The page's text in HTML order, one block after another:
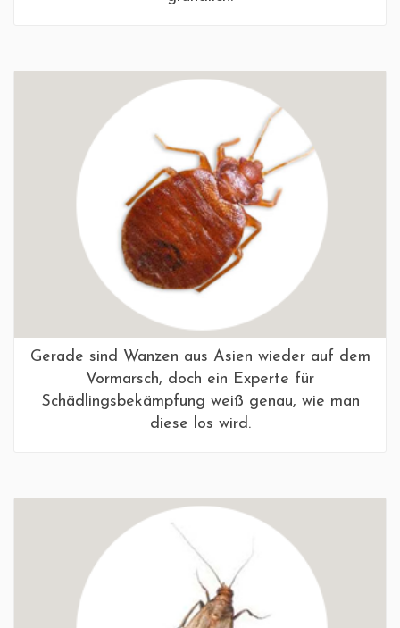
Gerade sind Wanzen aus Asien wieder auf dem
Vormarsch, doch ein Experte für
Schädlingsbekämpfung weiß genau, wie man
diese los wird.